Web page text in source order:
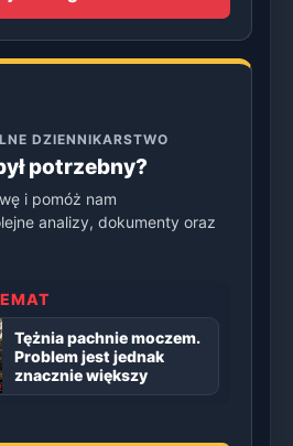
DZIENNIKARSTWO
potrzebny?
i pomóż nam
analizy, dokumenty oraz
Tężnia pachnie moczem.
Problem jest jednak
znacznie większy